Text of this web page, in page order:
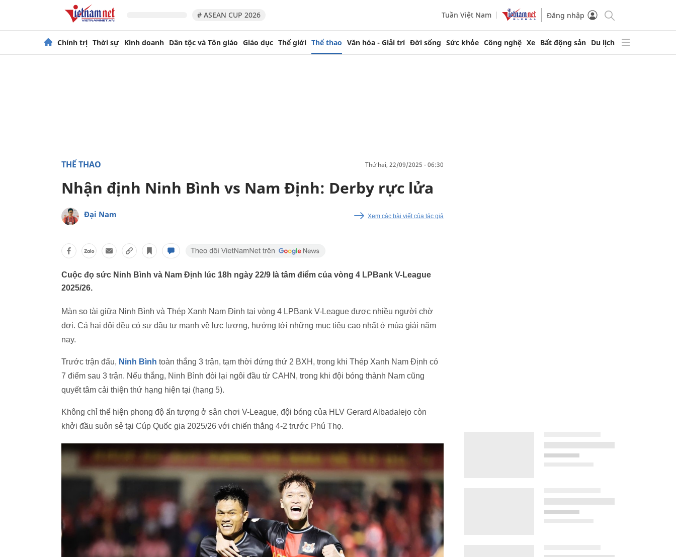
# ASEAN CUP 2026 Tuần Việt Nam Đăng nhập
Chính trị Thời sự Kinh doanh Dân tộc và Tôn giáo Giáo dục Thế giới Thể thao Văn hóa - Giải trí Đời sống Sức khỏe Công nghệ Xe Bất động sản Du lịch
THỂ THAO thứ hai, 22/09/2025 - 06:30
Nhận định Ninh Bình vs Nam Định: Derby rực lửa
Đại Nam Xem các bài viết của tác giả
Cuộc đọ sức Ninh Bình và Nam Định lúc 18h ngày 22/9 là tâm điểm của vòng 4 LPBank V-League
2025/26.
Màn so tài giữa Ninh Bình và Thép Xanh Nam Định tại vòng 4 LPBank V-League được nhiều người chờ
đợi. Cả hai đội đều có sự đầu tư mạnh về lực lượng, hướng tới những mục tiêu cao nhất ở mùa giải năm
nay.
Trước trận đấu, Ninh Bình toàn thắng 3 trận, tạm thời đứng thứ 2 BXH, trong khi Thép Xanh Nam Định có
7 điểm sau 3 trận. Nếu thắng, Ninh Bình đòi lại ngôi đầu từ CAHN, trong khi đội bóng thành Nam cũng
quyết tâm cải thiện thứ hạng hiện tại (hạng 5).
Không chỉ thể hiện phong độ ấn tượng ở sân chơi V-League, đội bóng của HLV Gerard Albadalejo còn
khởi đầu suôn sẻ tại Cúp Quốc gia 2025/26 với chiến thắng 4-2 trước Phú Thọ.